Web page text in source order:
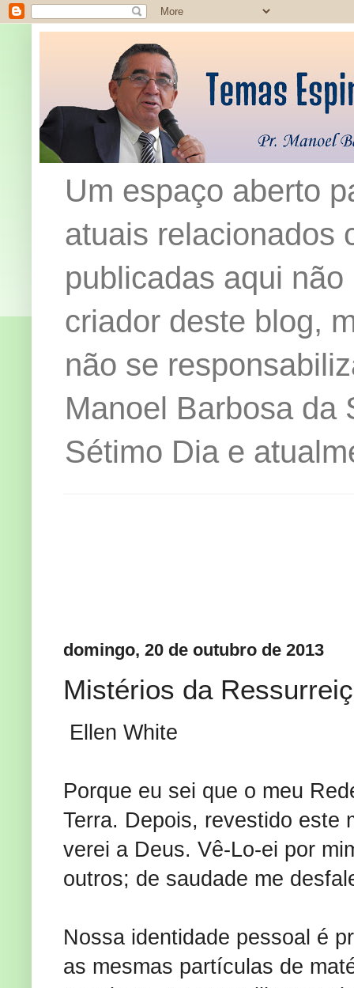
Um espaço aberto
atuais relacionados
publicadas aqui
criador deste blog,
não se
Manoel Barbosa da
Sétimo Dia e
domingo, 20 de outubro de 2013
Mistérios da
Ellen White
Porque eu sei que o meu
Terra. Depois, revestido este
verei a Deus. Vê-Lo-ei por
outros; de saudade me
Nossa identidade pessoal é
as mesmas partículas de